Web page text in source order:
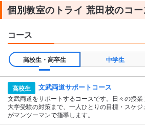
個別教室のトライ 荒田校のコ
コース
高校生・高卒生 中学生
高校生 文武両道サポートコース
文武両道をサポートするコースです。日々の授業
大学受験の対策まで、一人ひとりの目標・スケ
がマンツーマンで指導します。